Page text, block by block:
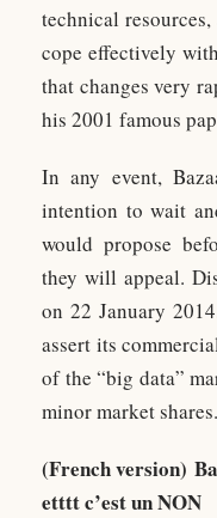
technical
cope effectively
that changes very
his 2001 famous
In any event,
intention to wait
would propose
they will appeal.
on 22 January
assert its
of the “big data”
minor market shares.
(French version)
etttt c’est un NON